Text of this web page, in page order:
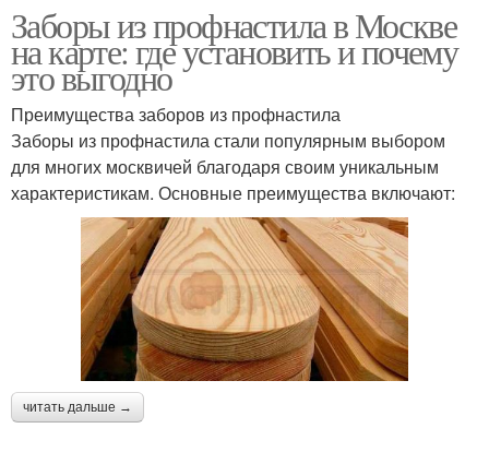
Заборы из профнастила в Москве
на карте: где установить и почему
это выгодно
Преимущества заборов из профнастила
Заборы из профнастила стали популярным выбором
для многих москвичей благодаря своим уникальным
характеристикам. Основные преимущества включают:
читать дальше →